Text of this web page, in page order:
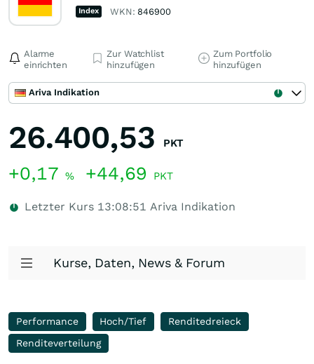
Index WKN: 846900
Alarme
einrichten
Zur Watchlist
hinzufügen
Zum Portfolio
hinzufügen
Ariva Indikation
26.400,53 PKT
+0,17 % +44,69 PKT
Letzter Kurs 13:08:51 Ariva Indikation
Kurse, Daten, News & Forum
Performance Hoch/Tief
Renditedreieck
Renditeverteilung